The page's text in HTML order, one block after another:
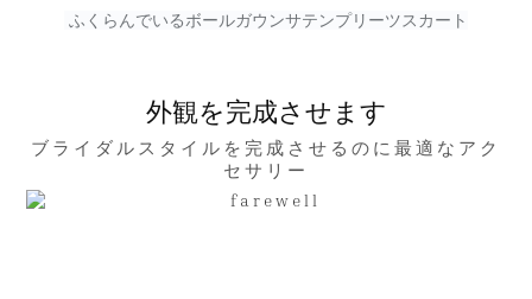
ふくらんでいるボールガウンサテンプリーツスカート
外観を完成させます
ブライダルスタイルを完成させるのに最適なアク
セサリー